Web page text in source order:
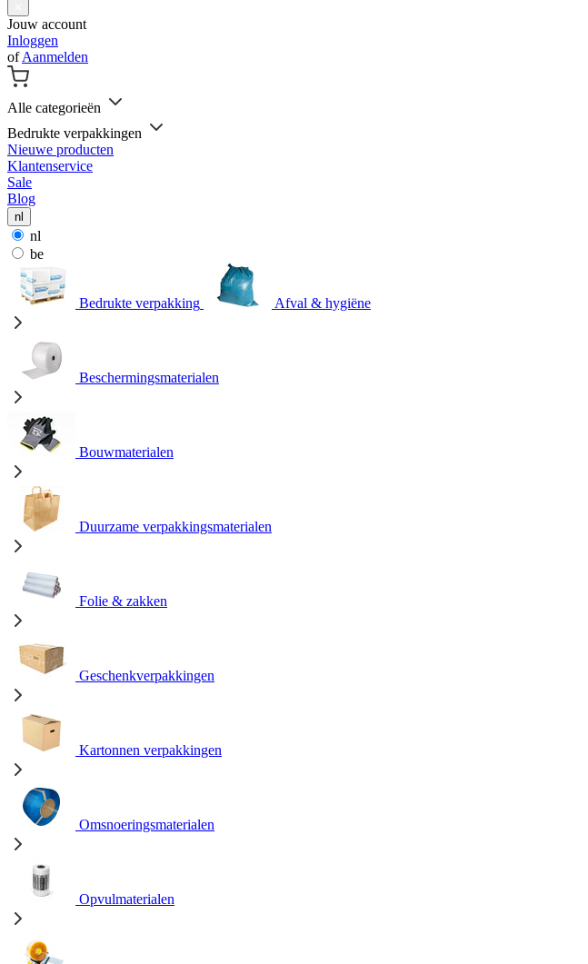
Jouw account
Inloggen
ofAanmelden
Alle categorieën
Bedrukte verpakkingen
Nieuwe producten
Klantenservice
Sale
Blog
nl
nl
be
Bedrukte verpakking Afval & hygiëne
Beschermingsmaterialen
Bouwmaterialen
Duurzame verpakkingsmaterialen
Folie & zakken
Geschenkverpakkingen
Kartonnen verpakkingen
Omsnoeringsmaterialen
Opvulmaterialen